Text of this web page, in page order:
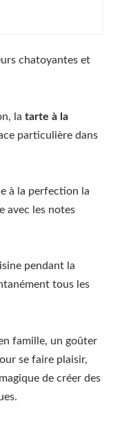
chatoyantes et
la tarte à la
particulière dans
à la perfection la
avec les notes
pendant la
tous les
famille, un goûter
se faire plaisir,
de créer des